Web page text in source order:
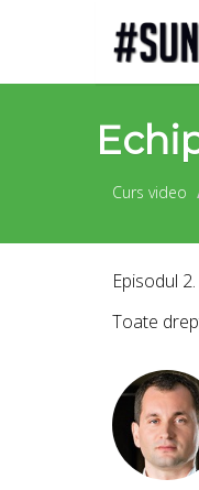
Curs video
Episodul 2.
Toate